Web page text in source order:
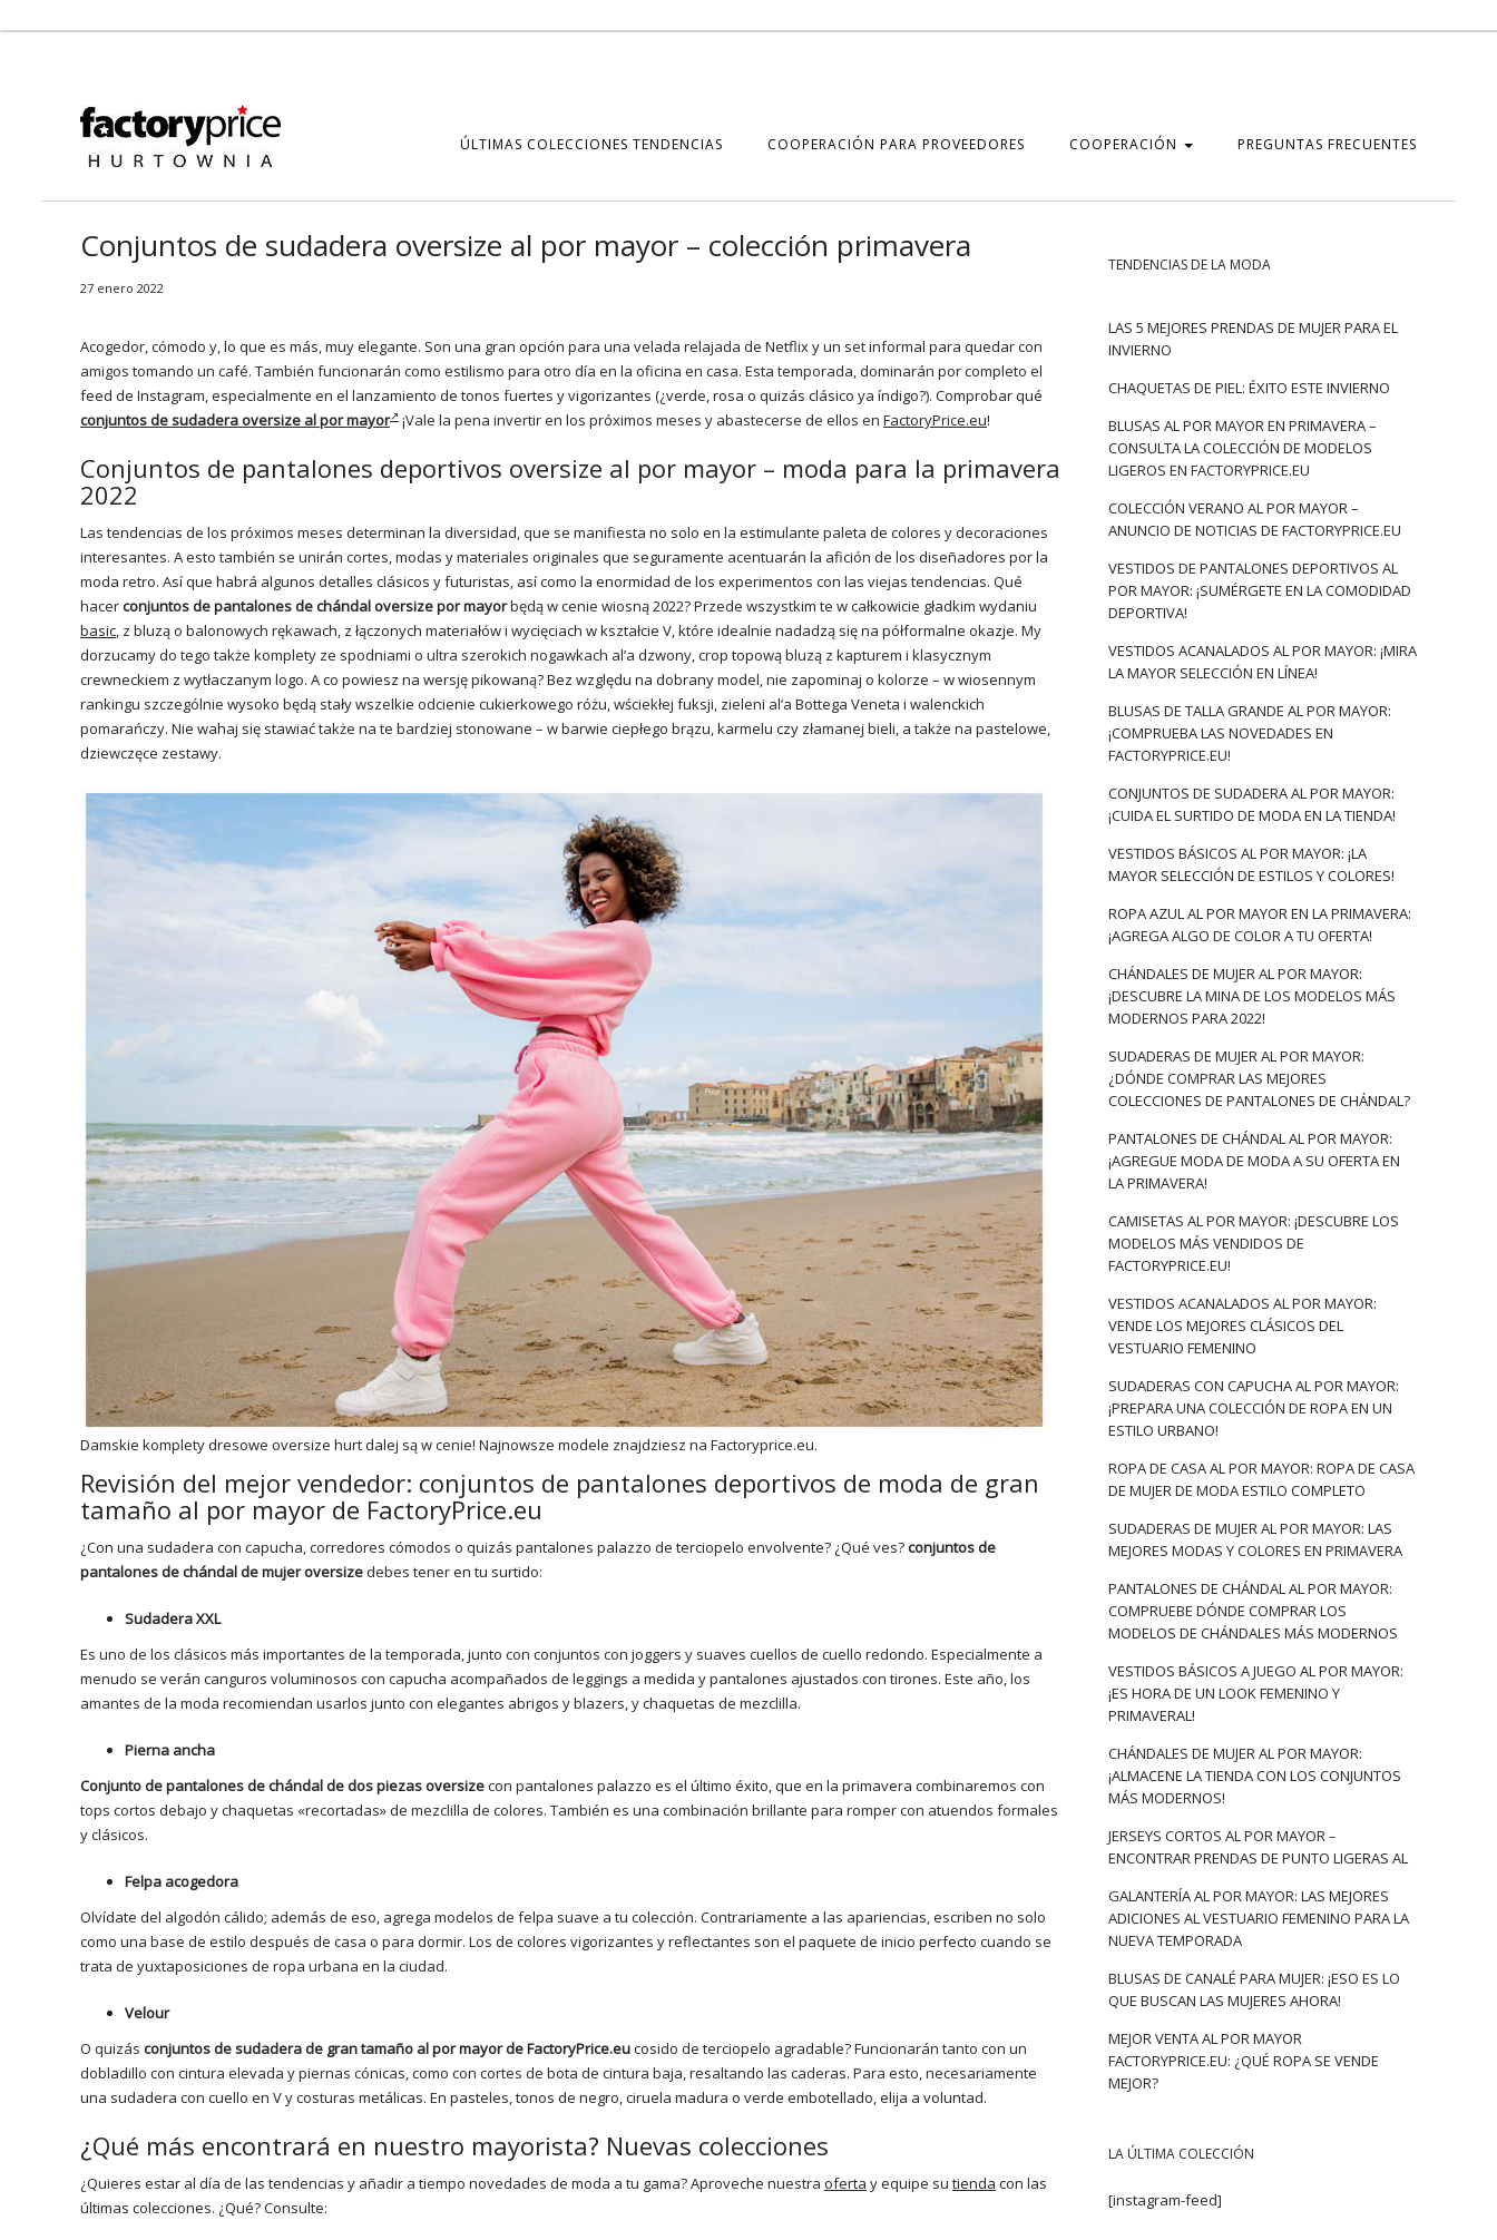
ÚLTIMAS COLECCIONES TENDENCIAS COOPERACIÓN PARA PROVEEDORES COOPERACIÓN PREGUNTAS FRECUENTES
Conjuntos de sudadera oversize al por mayor – colección primavera
27 enero 2022
Acogedor, cómodo y, lo que es más, muy elegante. Son una gran opción para una velada relajada de Netflix y un set informal para quedar con
amigos tomando un café. También funcionarán como estilismo para otro día en la oficina en casa. Esta temporada, dominarán por completo el
feed de Instagram, especialmente en el lanzamiento de tonos fuertes y vigorizantes (¿verde, rosa o quizás clásico ya índigo?). Comprobar qué
conjuntos de sudadera oversize al por mayor
¡Vale la pena invertir en los próximos meses y abastecerse de ellos en FactoryPrice.eu!
Conjuntos de pantalones deportivos oversize al por mayor – moda para la primavera
2022
Las tendencias de los próximos meses determinan la diversidad, que se manifiesta no solo en la estimulante paleta de colores y decoraciones
interesantes. A esto también se unirán cortes, modas y materiales originales que seguramente acentuarán la afición de los diseñadores por la
moda retro. Así que habrá algunos detalles clásicos y futuristas, así como la enormidad de los experimentos con las viejas tendencias. Qué
hacerconjuntos de pantalones de chándal oversize por mayorbędą w cenie wiosną 2022? Przede wszystkim te w całkowicie gładkim wydaniu
basic, z bluzą o balonowych rękawach, z łączonych materiałów i wycięciach w kształcie V, które idealnie nadadzą się na półformalne okazje. My
dorzucamy do tego także komplety ze spodniami o ultra szerokich nogawkach al’a dzwony, crop topową bluzą z kapturem i klasycznym
crewneckiem z wytłaczanym logo. A co powiesz na wersję pikowaną? Bez względu na dobrany model, nie zapominaj o kolorze – w wiosennym
rankingu szczególnie wysoko będą stały wszelkie odcienie cukierkowego różu, wściekłej fuksji, zieleni al’a Bottega Veneta i walenckich
pomarańczy. Nie wahaj się stawiać także na te bardziej stonowane – w barwie ciepłego brązu, karmelu czy złamanej bieli, a także na pastelowe,
dziewczęce zestawy.
Damskie komplety dresowe oversize hurt dalej są w cenie! Najnowsze modele znajdziesz na Factoryprice.eu.
Revisión del mejor vendedor: conjuntos de pantalones deportivos de moda de gran
tamaño al por mayor de FactoryPrice.eu
¿Con una sudadera con capucha, corredores cómodos o quizás pantalones palazzo de terciopelo envolvente? ¿Qué ves?conjuntos de
pantalones de chándal de mujer oversizedebes tener en tu surtido:
Sudadera XXL
Es uno de los clásicos más importantes de la temporada, junto con conjuntos con joggers y suaves cuellos de cuello redondo. Especialmente a
menudo se verán canguros voluminosos con capucha acompañados de leggings a medida y pantalones ajustados con tirones. Este año, los
amantes de la moda recomiendan usarlos junto con elegantes abrigos y blazers, y chaquetas de mezclilla.
Pierna ancha
Conjunto de pantalones de chándal de dos piezas oversizecon pantalones palazzo es el último éxito, que en la primavera combinaremos con
tops cortos debajo y chaquetas «recortadas» de mezclilla de colores. También es una combinación brillante para romper con atuendos formales
y clásicos.
Felpa acogedora
Olvídate del algodón cálido; además de eso, agrega modelos de felpa suave a tu colección. Contrariamente a las apariencias, escriben no solo
como una base de estilo después de casa o para dormir. Los de colores vigorizantes y reflectantes son el paquete de inicio perfecto cuando se
trata de yuxtaposiciones de ropa urbana en la ciudad.
Velour
O quizás conjuntos de sudadera de gran tamaño al por mayor de FactoryPrice.eucosido de terciopelo agradable? Funcionarán tanto con un
dobladillo con cintura elevada y piernas cónicas, como con cortes de bota de cintura baja, resaltando las caderas. Para esto, necesariamente
una sudadera con cuello en V y costuras metálicas. En pasteles, tonos de negro, ciruela madura o verde embotellado, elija a voluntad.
¿Qué más encontrará en nuestro mayorista? Nuevas colecciones
¿Quieres estar al día de las tendencias y añadir a tiempo novedades de moda a tu gama? Aproveche nuestra oferta y equipe su tienda con las
últimas colecciones. ¿Qué? Consulte:
TENDENCIAS DE LA MODA
LAS 5 MEJORES PRENDAS DE MUJER PARA EL
INVIERNO
CHAQUETAS DE PIEL: ÉXITO ESTE INVIERNO
BLUSAS AL POR MAYOR EN PRIMAVERA –
CONSULTA LA COLECCIÓN DE MODELOS
LIGEROS EN FACTORYPRICE.EU
COLECCIÓN VERANO AL POR MAYOR –
ANUNCIO DE NOTICIAS DE FACTORYPRICE.EU
VESTIDOS DE PANTALONES DEPORTIVOS AL
POR MAYOR: ¡SUMÉRGETE EN LA COMODIDAD
DEPORTIVA!
VESTIDOS ACANALADOS AL POR MAYOR: ¡MIRA
LA MAYOR SELECCIÓN EN LÍNEA!
BLUSAS DE TALLA GRANDE AL POR MAYOR:
¡COMPRUEBA LAS NOVEDADES EN
FACTORYPRICE.EU!
CONJUNTOS DE SUDADERA AL POR MAYOR:
¡CUIDA EL SURTIDO DE MODA EN LA TIENDA!
VESTIDOS BÁSICOS AL POR MAYOR: ¡LA
MAYOR SELECCIÓN DE ESTILOS Y COLORES!
ROPA AZUL AL POR MAYOR EN LA PRIMAVERA:
¡AGREGA ALGO DE COLOR A TU OFERTA!
CHÁNDALES DE MUJER AL POR MAYOR:
¡DESCUBRE LA MINA DE LOS MODELOS MÁS
MODERNOS PARA 2022!
SUDADERAS DE MUJER AL POR MAYOR:
¿DÓNDE COMPRAR LAS MEJORES
COLECCIONES DE PANTALONES DE CHÁNDAL?
PANTALONES DE CHÁNDAL AL POR MAYOR:
¡AGREGUE MODA DE MODA A SU OFERTA EN
LA PRIMAVERA!
CAMISETAS AL POR MAYOR: ¡DESCUBRE LOS
MODELOS MÁS VENDIDOS DE
FACTORYPRICE.EU!
VESTIDOS ACANALADOS AL POR MAYOR:
VENDE LOS MEJORES CLÁSICOS DEL
VESTUARIO FEMENINO
SUDADERAS CON CAPUCHA AL POR MAYOR:
¡PREPARA UNA COLECCIÓN DE ROPA EN UN
ESTILO URBANO!
ROPA DE CASA AL POR MAYOR: ROPA DE CASA
DE MUJER DE MODA ESTILO COMPLETO
SUDADERAS DE MUJER AL POR MAYOR: LAS
MEJORES MODAS Y COLORES EN PRIMAVERA
PANTALONES DE CHÁNDAL AL POR MAYOR:
COMPRUEBE DÓNDE COMPRAR LOS
MODELOS DE CHÁNDALES MÁS MODERNOS
VESTIDOS BÁSICOS A JUEGO AL POR MAYOR:
¡ES HORA DE UN LOOK FEMENINO Y
PRIMAVERAL!
CHÁNDALES DE MUJER AL POR MAYOR:
¡ALMACENE LA TIENDA CON LOS CONJUNTOS
MÁS MODERNOS!
JERSEYS CORTOS AL POR MAYOR –
ENCONTRAR PRENDAS DE PUNTO LIGERAS AL
GALANTERÍA AL POR MAYOR: LAS MEJORES
ADICIONES AL VESTUARIO FEMENINO PARA LA
NUEVA TEMPORADA
BLUSAS DE CANALÉ PARA MUJER: ¡ESO ES LO
QUE BUSCAN LAS MUJERES AHORA!
MEJOR VENTA AL POR MAYOR
FACTORYPRICE.EU: ¿QUÉ ROPA SE VENDE
MEJOR?
LA ÚLTIMA COLECCIÓN
[instagram-feed]